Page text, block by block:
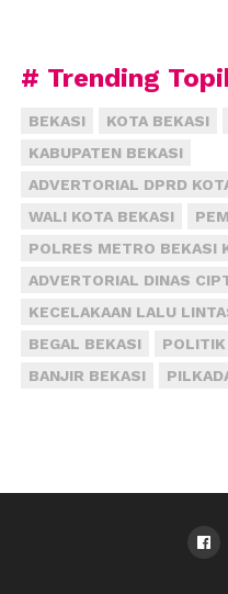
Kondisinya sudah
# Trending
BEKASI KOTA BEKASI
KABUPATEN BEKASI
ADVERTORIAL DPRD
WALI KOTA BEKASI
POLRES METRO BEKASI
ADVERTORIAL DINAS
KECELAKAAN LALU
BEGAL BEKASI
POLITIK
BANJIR BEKASI